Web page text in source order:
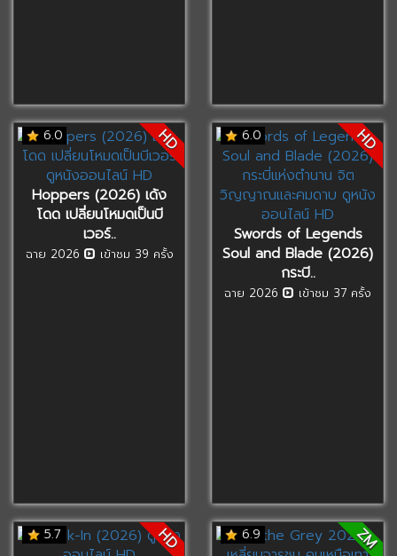
6.0 HD
Hoppers (2026) เด้ง
โดด เปลี่ยนโหมดเป็นบี
เวอร์..
ฉาย 2026 เข้าชม 39 ครั้ง
6.0 HD
Swords of Legends
Soul and Blade (2026)
กระบี..
ฉาย 2026 เข้าชม 37 ครั้ง
5.7 HD 6.9 ZM